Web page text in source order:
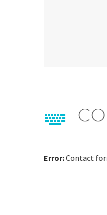


Error:Contact